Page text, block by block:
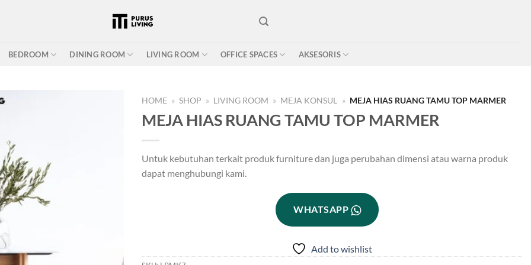
BEDROOM DINING ROOM LIVING ROOM OFFICE SPACES AKSESORIS
HOME » SHOP » LIVING ROOM » MEJA KONSUL » MEJA HIAS RUANG TAMU TOP MARMER
MEJA HIAS RUANG TAMU TOP MARMER
Untuk kebutuhan terkait produk furniture dan juga perubahan dimensi atau warna produk
dapat menghubungi kami.
WHATSAPP
Add to wishlist